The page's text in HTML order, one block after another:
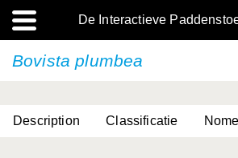
De Interactieve
Bovista plumbea
Description Classificatie